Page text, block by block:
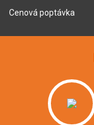
Cenová poptávka